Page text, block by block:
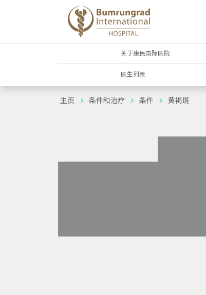
关于康民国际医院
医生列表
主页 条件和治疗 条件 黄褐斑